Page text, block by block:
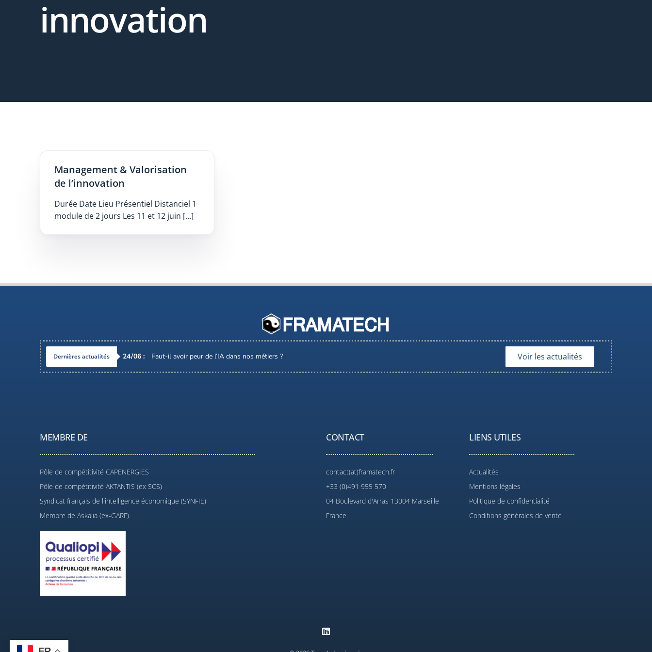
innovation
Management & Valorisation
de l’innovation
Durée Date Lieu Présentiel Distanciel 1
module de 2 jours Les 11 et 12 juin […]
Dernières actualités 24/06 : Faut-il avoir peur de l’IA dans nos métiers ? Voir les actualités
MEMBRE DE
Pôle de compétitivité CAPENERGIES
Pôle de compétitivité AKTANTIS (ex SCS)
Syndicat français de l'intelligence économique (SYNFIE)
Membre de Askalia (ex-GARF)
CONTACT
contact(at)framatech.fr
+33 (0)491 955 570
04 Boulevard d'Arras 13004 Marseille
France
LIENS UTILES
Actualités
Mentions légales
Politique de confidentialité
Conditions générales de vente